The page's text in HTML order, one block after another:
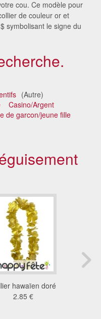
cou. Ce modèle pour
de couleur or et
symbolisant le signe du
(Autre)
Casino/Argent
de garcon/jeune fille
hawaïen doré
2.85 €